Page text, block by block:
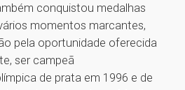
conquistou medalhas
momentos marcantes,
pela oportunidade oferecida
ser campeã
de prata em 1996 e de